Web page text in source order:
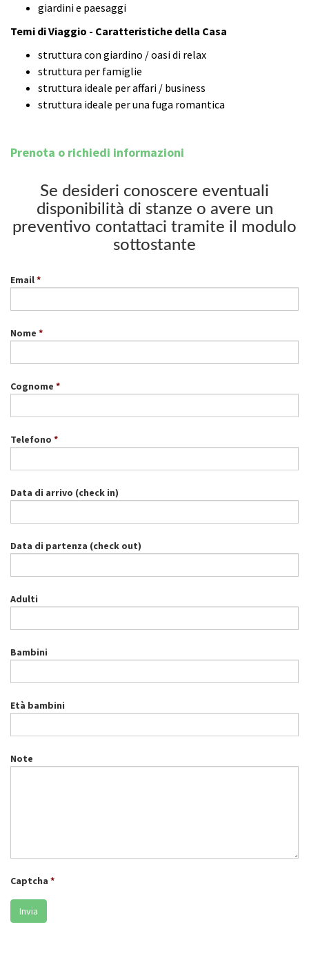
giardini e paesaggi
Temi di Viaggio - Caratteristiche della Casa
struttura con giardino / oasi di relax
struttura per famiglie
struttura ideale per affari / business
struttura ideale per una fuga romantica
Prenota o richiedi informazioni
Se desideri conoscere eventuali
disponibilità di stanze o avere un
preventivo contattaci tramite il modulo
sottostante
Email
Nome
Cognome
Telefono
Data di arrivo (check in)
Data di partenza (check out)
Adulti
Bambini
Età bambini
Note
Captcha